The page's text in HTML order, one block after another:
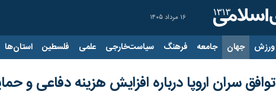
۱۶ مرداد ۱۴۰۵
ورزش جهان جامعه فرهنگ سیاست‌خارجی علمی فلسطین استان‌ها
توافق سران اروپا درباره افزایش هزینه دفاعی و